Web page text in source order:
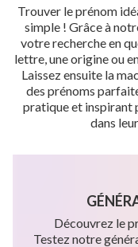
Trouver le prénom
simple ! Grâce à
votre recherche en
lettre, une origine ou
Laissez ensuite la
des prénoms
pratique et inspirant
dans
Découvrez le
Testez notre